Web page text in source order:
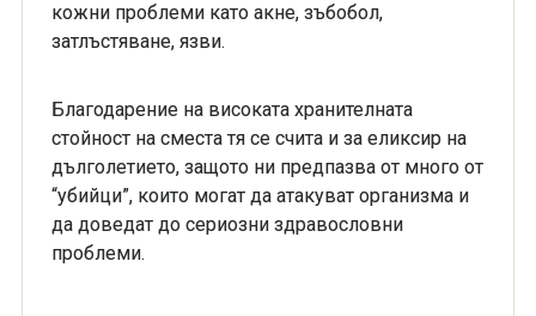
кожни проблеми като акне, зъбобол,
затлъстяване, язви.
Благодарение на високата хранителната
стойност на сместа тя се счита и за еликсир на
дълголетието, защото ни предпазва от много от
“убийци”, които могат да атакуват организма и
да доведат до сериозни здравословни
проблеми.